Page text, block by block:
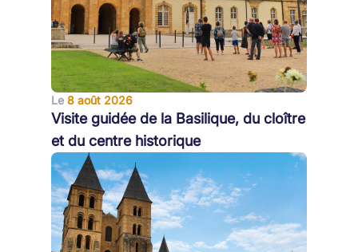
Le 8 août 2026
Visite guidée de la Basilique, du cloître
et du centre historique